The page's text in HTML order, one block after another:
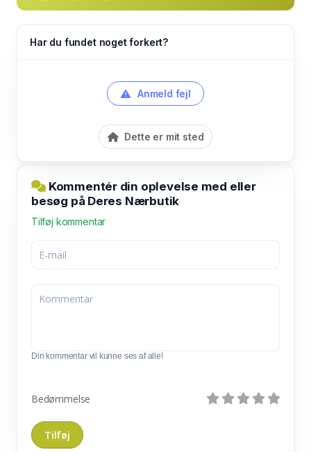
Har du fundet noget forkert?
Anmeld fejl
Dette er mit sted
Kommentér din oplevelse med eller
besøg på Deres Nærbutik
Tilføj kommentar
Din kommentar vil kunne ses af alle!
Bedømmelse